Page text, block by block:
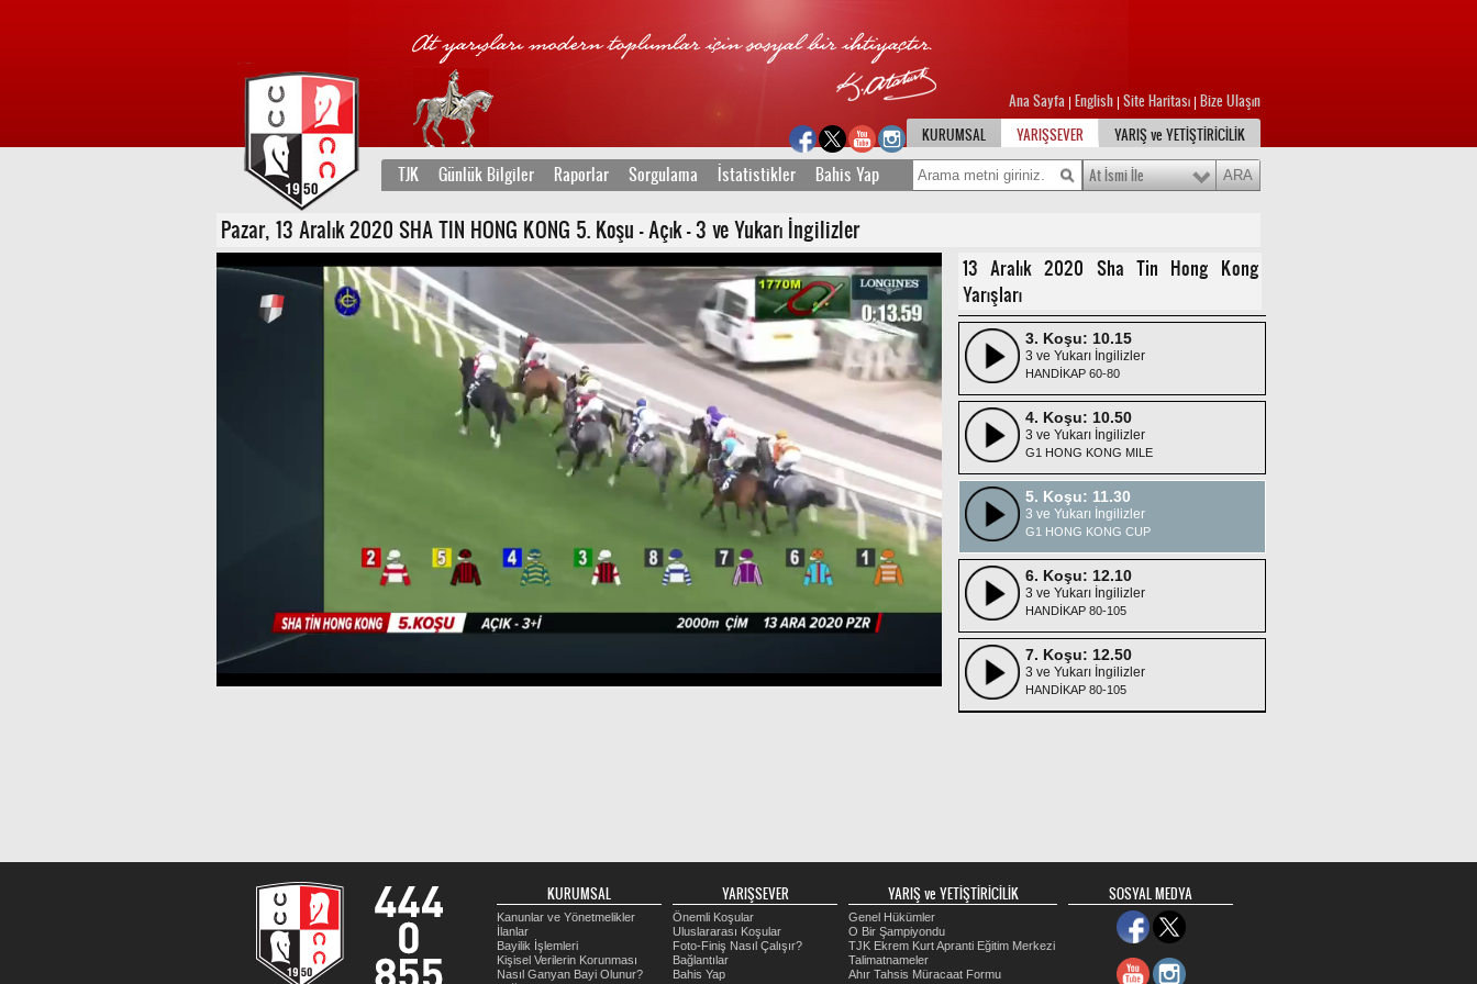
Ana Sayfa English Site Haritası Bize Ulaşın
KURUMSAL
YARIŞSEVER YARIŞ ve YETİŞTİRİCİLİK
TJK Günlük Bilgiler Raporlar Sorgulama İstatistikler Bahis Yap At İsmi İle
Pazar, 13 Aralık 2020 SHA TIN HONG KONG 5. Koşu - Açık - 3 ve Yukarı İngilizler
13 Aralık 2020 Sha Tin Hong Kong
Yarışları
1. Koşu: 09.00
2. Koşu: 09.40
3 ve Yukarı İngilizler
3. Koşu: 10.15
3 ve Yukarı İngilizler
HANDİKAP 60-80
4. Koşu: 10.50
3 ve Yukarı İngilizler
G1 HONG KONG MILE
5. Koşu: 11.30
3 ve Yukarı İngilizler
G1 HONG KONG CUP
6. Koşu: 12.10
3 ve Yukarı İngilizler
HANDİKAP 80-105
7. Koşu: 12.50
3 ve Yukarı İngilizler
HANDİKAP 80-105
KURUMSAL
Kanunlar ve Yönetmelikler
İlanlar
Bayilik İşlemleri
Kişisel Verilerin Korunması
Nasıl Ganyan Bayi Olunur?
YARIŞSEVER
Önemli Koşular
Uluslararası Koşular
Foto-Finiş Nasıl Çalışır?
Bağlantılar
Bahis Yap
YARIŞ ve YETİŞTİRİCİLİK
Genel Hükümler
O Bir Şampiyondu
TJK Ekrem Kurt Apranti Eğitim Merkezi
Talimatnameler
Ahır Tahsis Müracaat Formu
SOSYAL MEDYA